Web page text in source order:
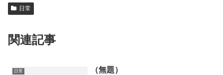
日常
関連記事
日常 （無題）